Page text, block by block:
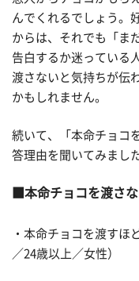
んでくれるでしょう。
からは、それでも「ま
告白するか迷っている
渡さないと気持ちが伝
かもしれません。
続いて、「本命チョコ
答理由を聞いてみました
本命チョコを渡さ
・本命チョコを渡すほ
／24歳以上／女性）